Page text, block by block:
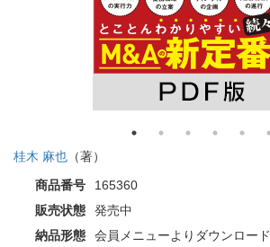
桂木 麻也 （著）
商品番号
165360
販売状態
発売中
納品形態
会員メニューよりダウンロード